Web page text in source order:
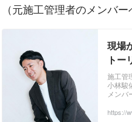
（元施工管理者のメンバ
現場
トー
施工管
小林駿
メンバ
https://